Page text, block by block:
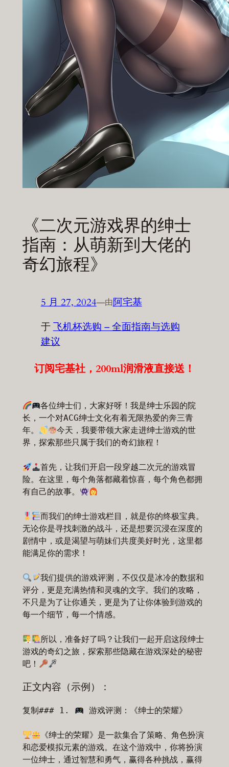
《二次元游戏界的绅士
指南：从萌新到大佬的
奇幻旅程》
5 月 27, 2024—由阿宅基
于飞机杯选购 – 全面指南与选购
建议
订阅宅基社，200ml润滑液直接送！
各位绅士们，大家好呀！我是绅士乐园的院
长，一个对ACG绅士文化有着无限热爱的奔三青
年。
今天，我要带领大家走进绅士游戏的世
界，探索那些只属于我们的奇幻旅程！
首先，让我们开启一段穿越二次元的游戏冒
险。在这里，每个角落都藏着惊喜，每个角色都拥
有自己的故事。
而我们的绅士游戏栏目，就是你的终极宝典。
无论你是寻找刺激的战斗，还是想要沉浸在深度的
剧情中，或是渴望与萌妹们共度美好时光，这里都
能满足你的需求！
我们提供的游戏评测，不仅仅是冰冷的数据和
评分，更是充满热情和灵魂的文字。我们的攻略，
不只是为了让你通关，更是为了让你体验到游戏的
每一个细节，每一个情感。
所以，准备好了吗？让我们一起开启这段绅士
游戏的奇幻之旅，探索那些隐藏在游戏深处的秘密
吧！
正文内容（示例）：
复制 ### 1. 游戏评测：《绅士的荣耀》
《绅士的荣耀》是一款集合了策略、角色扮演
和恋爱模拟元素的游戏。在这个游戏中，你将扮演
一位绅士，通过智慧和勇气，赢得各种挑战，赢得